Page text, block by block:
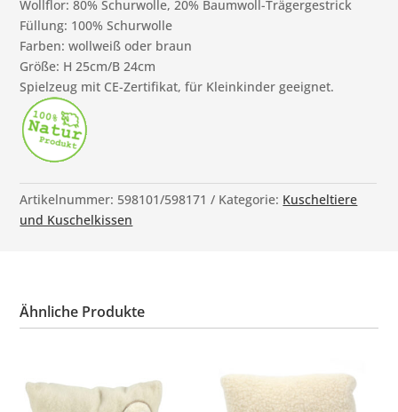
Wollflor: 80% Schurwolle, 20% Baumwoll-Trägergestrick
Füllung: 100% Schurwolle
Farben: wollweiß oder braun
Größe: H 25cm/B 24cm
Spielzeug mit CE-Zertifikat, für Kleinkinder geeignet.
Artikelnummer: 598101/598171 Kategorie: Kuscheltiere
und Kuschelkissen
Ähnliche Produkte